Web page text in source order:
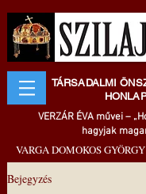
TÁRSADALMI
VERZÁR ÉVA művei –
hagyjak
VARGA DOMOKOS
Bejegyzés